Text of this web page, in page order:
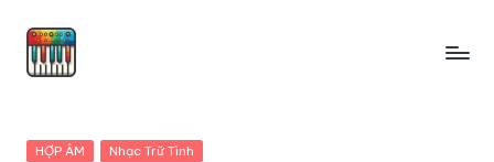
Skip
Posted
HỢP ÂM Nhạc Trữ Tình